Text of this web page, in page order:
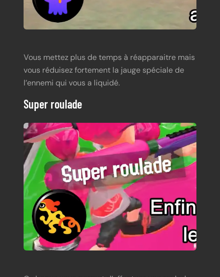
Vous mettez plus de temps à réapparaitre mais
vous réduisez fortement la jauge spéciale de
l’ennemi qui vous a liquidé.
Super roulade